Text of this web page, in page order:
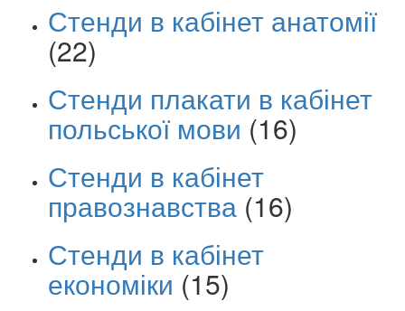
Стенди в кабінет анатомії
(22)
Стенди плакати в кабінет
польської мови (16)
Стенди в кабінет
правознавства (16)
Стенди в кабінет
економіки (15)